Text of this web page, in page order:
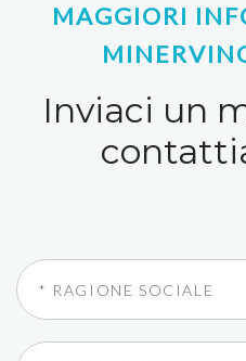
MAGGIORI
Inviaci un